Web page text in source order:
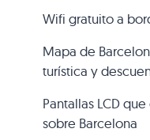
Wifi gratuito a
Mapa de
turística y
Pantallas LCD
sobre Barcelona